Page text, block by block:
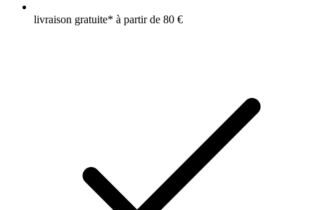
livraison gratuite* à partir de 80 €